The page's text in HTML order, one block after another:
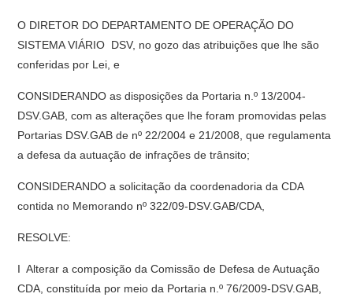
O DIRETOR DO DEPARTAMENTO DE OPERAÇÃO DO
SISTEMA VIÁRIO  DSV, no gozo das atribuições que lhe são
conferidas por Lei, e
CONSIDERANDO as disposições da Portaria n.º 13/2004-
DSV.GAB, com as alterações que lhe foram promovidas pelas
Portarias DSV.GAB de nº 22/2004 e 21/2008, que regulamenta
a defesa da autuação de infrações de trânsito;
CONSIDERANDO a solicitação da coordenadoria da CDA
contida no Memorando nº 322/09-DSV.GAB/CDA,
RESOLVE:
I  Alterar a composição da Comissão de Defesa de Autuação 
CDA, constituída por meio da Portaria n.º 76/2009-DSV.GAB,